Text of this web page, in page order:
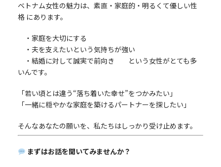
ベトナム女性の魅力は、素直・家庭的・明るくて優しい性
格 にあります。
・家庭を大切にする
・夫を支えたいという気持ちが強い
・結婚に対して誠実で前向き という女性がとても多
いんです。
「若い頃とは違う“落ち着いた幸せ”をつかみたい」
「一緒に穏やかな家庭を築けるパートナーを探したい」
そんなあなたの願いを、私たちはしっかり受け止めます。
まずはお話を聞いてみませんか？